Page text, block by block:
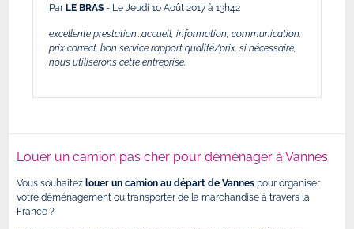
Par LE BRAS - Le Jeudi 10 Août 2017 à 13h42
excellente prestation...accueil, information, communication.
prix correct. bon service rapport qualité/prix. si nécessaire,
nous utiliserons cette entreprise.
Louer un camion pas cher pour déménager à Vannes
Vous souhaitez louer un camion au départ de Vannes pour organiser
votre déménagement ou transporter de la marchandise à travers la
France ?